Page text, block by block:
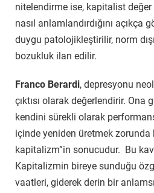
nitelendirme ise, kapitalist
nasıl anlamlandırdığını açıkça
duygu patolojikleştirilir, norm
bozukluk ilan edilir.
Franco Berardi, depresyonu
çıktısı olarak değerlendirir. Ona
kendini sürekli olarak
içinde yeniden üretmek zorunda
kapitalizm”in sonucudur. Bu
Kapitalizmin bireye sunduğu
vaatleri, giderek derin bir